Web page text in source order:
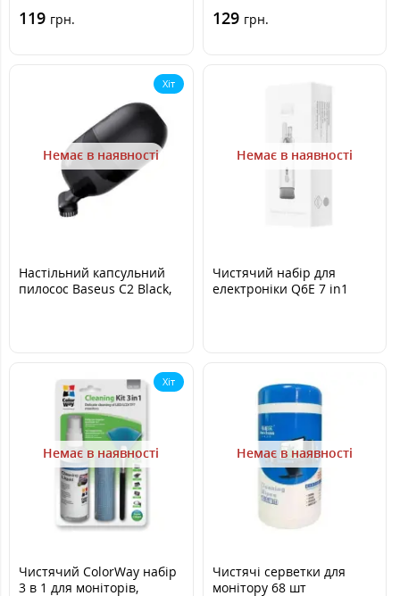
119 грн. 129 грн.
Хіт
Немає в наявності
Настільний капсульний
пилосос Baseus C2 Black,
Немає в наявності
Чистячий набір для
електроніки Q6E 7 in1
Хіт
Немає в наявності
Чистячий ColorWay набір
3 в 1 для моніторів,
Немає в наявності
Чистячі серветки для
монітору 68 шт